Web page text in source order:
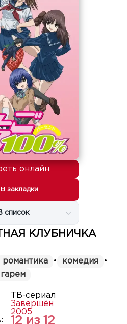
онлайн
В закладки
список
КЛУБНИЧКА
романтика • комедия
•
гарем
ТВ-сериал
Завершён
2005
12 из 12